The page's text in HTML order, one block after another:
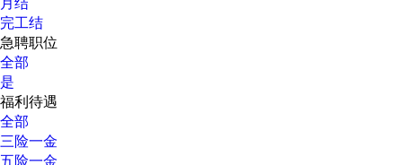
完工结
急聘职位
全部
是
福利待遇
全部
三险一金
五险一金